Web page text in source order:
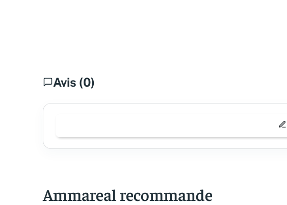
Avis (0)
Ammareal recommande